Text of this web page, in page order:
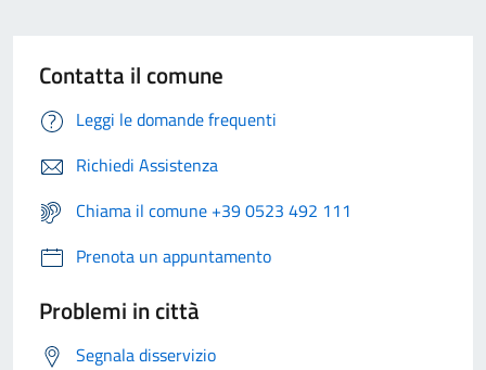
Contatta il comune
Leggi le domande frequenti
Richiedi Assistenza
Chiama il comune +39 0523 492 111
Prenota un appuntamento
Problemi in città
Segnala disservizio